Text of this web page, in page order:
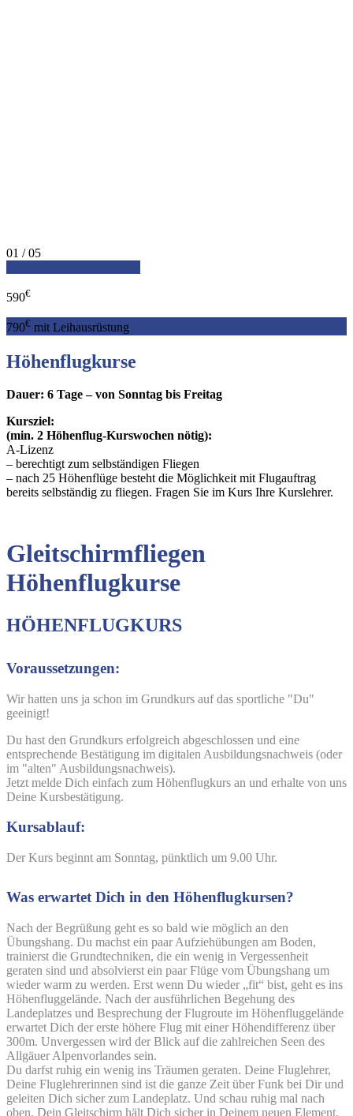
01 / 05
590€
790€ mit Leihausrüstung
Höhenflugkurse
Dauer: 6 Tage – von Sonntag bis Freitag
Kursziel:
(min. 2 Höhenflug-Kurswochen nötig):
A-Lizenz
– berechtigt zum selbständigen Fliegen
– nach 25 Höhenflüge besteht die Möglichkeit mit Flugauftrag
bereits selbständig zu fliegen. Fragen Sie im Kurs Ihre Kurslehrer.
Gleitschirmfliegen
Höhenflugkurse
HÖHENFLUGKURS
Voraussetzungen:
Wir hatten uns ja schon im Grundkurs auf das sportliche "Du"
geeinigt!
Du hast den Grundkurs erfolgreich abgeschlossen und eine
entsprechende Bestätigung im digitalen Ausbildungsnachweis (oder
im "alten" Ausbildungsnachweis).
Jetzt melde Dich einfach zum Höhenflugkurs an und erhalte von uns
Deine Kursbestätigung.
Kursablauf:
Der Kurs beginnt am Sonntag, pünktlich um 9.00 Uhr.
Was erwartet Dich in den Höhenflugkursen?
Nach der Begrüßung geht es so bald wie möglich an den
Übungshang. Du machst ein paar Aufziehübungen am Boden,
trainierst die Grundtechniken, die ein wenig in Vergessenheit
geraten sind und absolvierst ein paar Flüge vom Übungshang um
wieder warm zu werden. Erst wenn Du wieder „fit“ bist, geht es ins
Höhenfluggelände. Nach der ausführlichen Begehung des
Landeplatzes und Besprechung der Flugroute im Höhenfluggelände
erwartet Dich der erste höhere Flug mit einer Höhendifferenz über
300m. Unvergessen wird der Blick auf die zahlreichen Seen des
Allgäuer Alpenvorlandes sein.
Du darfst ruhig ein wenig ins Träumen geraten. Deine Fluglehrer,
Deine Fluglehrerinnen sind ist die ganze Zeit über Funk bei Dir und
geleiten Dich sicher zum Landeplatz. Und schau ruhig mal nach
oben. Dein Gleitschirm hält Dich sicher in Deinem neuen Element.